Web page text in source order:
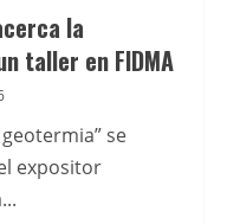
la
taller en FIDMA
se
expositor